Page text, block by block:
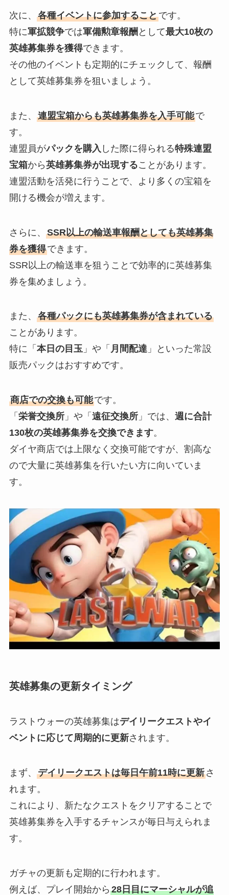
次に、 各種イベントに参加することです。
特に軍拡競争では軍備勲章報酬 として最大10枚の
英雄募集券を獲得できます。
その他のイベントも定期的にチェックして、報酬
として英雄募集券を狙いましょう。
また、 連盟宝箱からも英雄募集券を入手可能で
す。
連盟員がパックを購入 した際に得られる特殊連盟
宝箱から英雄募集券が出現することがあります。
連盟活動を活発に行うことで、より多くの宝箱を
開ける機会が増えます。
さらに、 SSR以上の輸送車報酬としても英雄募集
券を獲得できます。
SSR以上の輸送車を狙うことで効率的に英雄募集
券を集めましょう。
また、 各種パックにも英雄募集券が含まれている
ことがあります。
特に「 本日の目玉」や「 月間配達」といった常設
販売パックはおすすめです。
商店での交換も可能です。
「 栄誉交換所」や「 遠征交換所」では、 週に合計
130枚の英雄募集券を交換できます。
ダイヤ商店では上限なく交換可能ですが、割高な
ので大量に英雄募集を行いたい方に向いていま
す。
英雄募集の更新タイミング
ラストウォーの英雄募集はデイリークエストやイ
ベントに応じて周期的に更新されます。
まず、 デイリークエストは毎日午前11時に更新さ
れます。
これにより、新たなクエストをクリアすることで
英雄募集券を入手するチャンスが毎日与えられま
す。
ガチャの更新も定期的に行われます。
例えば、プレイ開始から 28日目にマーシャルが追